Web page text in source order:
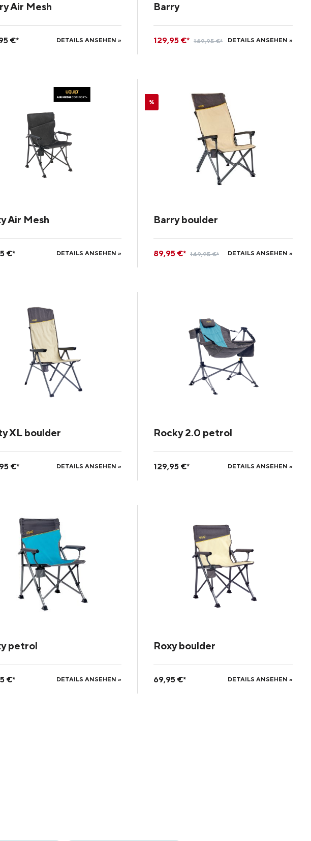
Air Mesh
€* DETAILS ANSEHEN »
Barry
129,95 €* 149,95 €* DETAILS ANSEHEN »
Air Mesh
€* DETAILS ANSEHEN »
%
Barry boulder
89,95 €* 149,95 €* DETAILS ANSEHEN »
XL boulder
€* DETAILS ANSEHEN »
Rocky 2.0 petrol
129,95 €* DETAILS ANSEHEN »
petrol
€* DETAILS ANSEHEN »
Roxy boulder
69,95 €* DETAILS ANSEHEN »